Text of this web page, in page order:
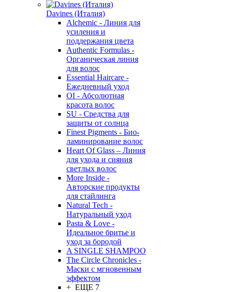
Davines (Италия)
Alchemic - Линия для
усиления и
поддержания цвета
Authentic Formulas -
Органическая линия
для волос
Essential Haircare -
Eжедневный уход
OI - Абсолютная
красота волос
SU - Средства для
защиты от солнца
Finest Pigments - Био-
ламинирование волос
Heart Of Glass – Линия
для ухода и сияния
светлых волос
More Inside -
Авторские продукты
для стайлинга
Natural Tech -
Натуральный уход
Pasta & Love -
Идеальное бритье и
уход за бородой
A SINGLE SHAMPOO
The Circle Chronicles -
Маски с мгновенным
эффектом
+ ЕЩЕ 7